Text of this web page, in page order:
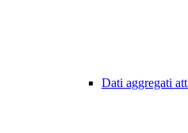
Dati aggregati